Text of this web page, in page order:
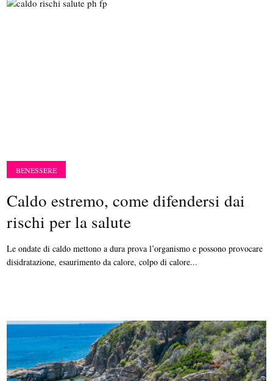
BENESSERE
Caldo estremo, come difendersi dai
rischi per la salute
Le ondate di caldo mettono a dura prova l’organismo e possono provocare
disidratazione, esaurimento da calore, colpo di calore...